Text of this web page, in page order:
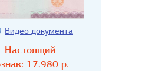
Видео документа
Настоящий
17.980р.